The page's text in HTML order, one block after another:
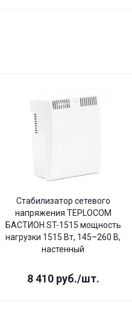
Стабилизатор сетевого
напряжения TEPLOCOM
БАСТИОН ST-1515 мощность
нагрузки 1515 Вт, 145–260 В,
настенный
8 410руб./шт.